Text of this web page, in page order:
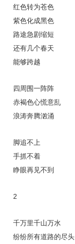
红色转为苍色
紫色化成黑色
路途急剧缩短
还有几个春天
能够跨越
四周围一阵阵
赤褐色心慌意乱
浪涛奔腾汹涌
脚追不上
手抓不着
睁眼再见不到
2
千万里千山万水
纷纷所有道路的尽头